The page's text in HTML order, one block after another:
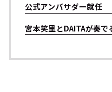
公式アンバサダー就任
宮本笑里とDAITAが奏